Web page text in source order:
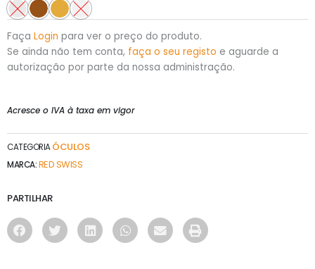
Faça Login para ver o preço do produto.
Se ainda não tem conta, faça o seu registo e aguarde a
autorização por parte da nossa administração.
Acresce o IVA à taxa em vigor
CATEGORIA ÓCULOS
MARCA:RED SWISS
PARTILHAR